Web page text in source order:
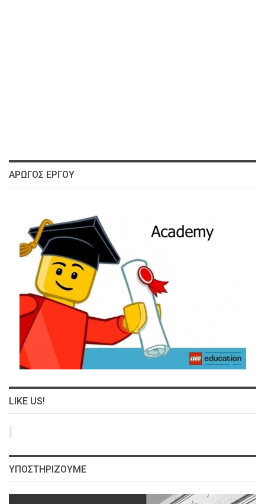
ΑΡΩΓΌΣ ΈΡΓΟΥ
LIKE US!
ΥΠΟΣΤΗΡΙΖΟΥΜΕ